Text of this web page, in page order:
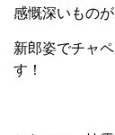
感慨深いものが
新郎姿でチャ
す！